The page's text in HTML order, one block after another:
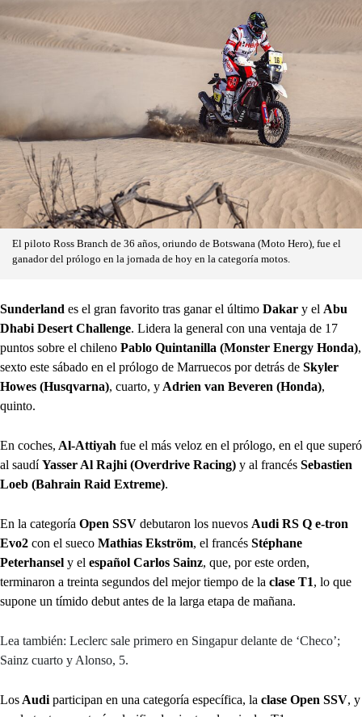
El piloto Ross Branch de 36 años, oriundo de Botswana (Moto Hero), fue el
ganador del prólogo en la jornada de hoy en la categoría motos.
Sunderland es el gran favorito tras ganar el último Dakar y el Abu
Dhabi Desert Challenge. Lidera la general con una ventaja de 17
puntos sobre el chileno Pablo Quintanilla (Monster Energy Honda),
sexto este sábado en el prólogo de Marruecos por detrás de Skyler
Howes (Husqvarna), cuarto, y Adrien van Beveren (Honda),
quinto.
En coches, Al-Attiyah fue el más veloz en el prólogo, en el que superó
al saudíYasser Al Rajhi (Overdrive Racing) y al francés Sebastien
Loeb (Bahrain Raid Extreme).
En la categoría Open SSV debutaron los nuevos Audi RS Q e-tron
Evo2 con el sueco Mathias Ekström, el francés Stéphane
Peterhansel y el español Carlos Sainz, que, por este orden,
terminaron a treinta segundos del mejor tiempo de la clase T1, lo que
supone un tímido debut antes de la larga etapa de mañana.
Lea también: Leclerc sale primero en Singapur delante de ‘Checo’;
Sainz cuarto y Alonso, 5.
Los Audi participan en una categoría específica, la clase Open SSV, y